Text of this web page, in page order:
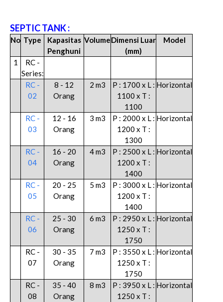
SEPTIC TANK :
No Type
Kapasitas
Penghuni
VolumeDimensi Luar
(mm)
Model
1
RC -
Series:
RC -
02
8 - 12
Orang
2 m3
P : 1700 x L :
1100 x T :
1100
Horizontal
RC -
03
12 - 16
Orang
3 m3
P : 2000 x L :
1200 x T :
1300
Horizontal
RC -
04
16 - 20
Orang
4 m3
P : 2500 x L :
1200 x T :
1400
Horizontal
RC -
05
20 - 25
Orang
5 m3
P : 3000 x L :
1200 x T :
1400
Horizontal
RC -
06
25 - 30
Orang
6 m3
P : 2950 x L :
1250 x T :
1750
Horizontal
RC -
07
30 - 35
Orang
7 m3
P : 3550 x L :
1250 x T :
1750
Horizontal
RC -
08
35 - 40
Orang
8 m3
P : 3950 x L :
1250 x T :
Horizontal